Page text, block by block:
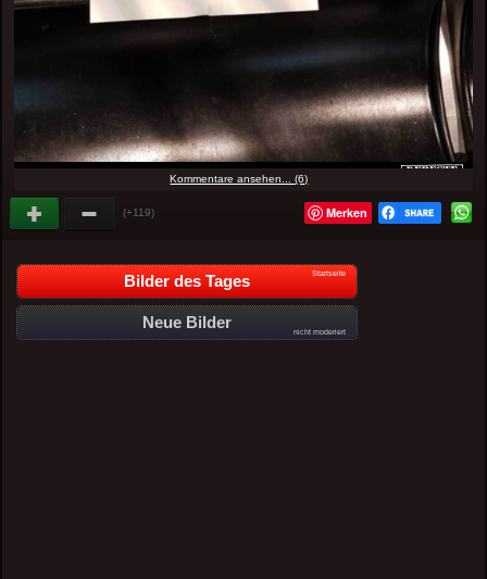
Kommentare ansehen... (6)
(+119) Merken
Bilder des Tages Startseite
Neue Bilder
nicht moderiert